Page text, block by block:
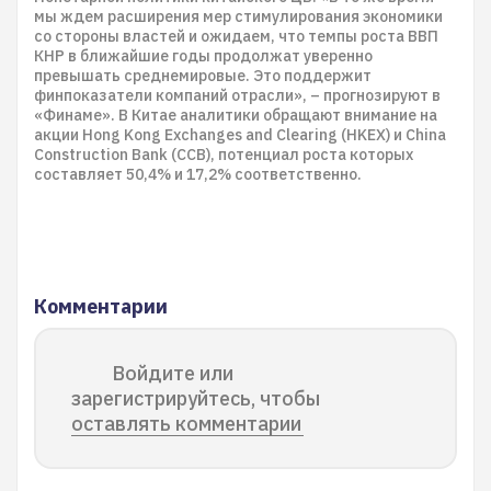
мы ждем расширения мер стимулирования экономики
со стороны властей и ожидаем, что темпы роста ВВП
КНР в ближайшие годы продолжат уверенно
превышать среднемировые. Это поддержит
финпоказатели компаний отрасли», – прогнозируют в
«Финаме». В Китае аналитики обращают внимание на
акции Hong Kong Exchanges and Clearing (HKEX) и China
Construction Bank (CCB), потенциал роста которых
составляет 50,4% и 17,2% соответственно.
Комментарии
Войдите или
зарегистрируйтесь, чтобы
оставлять комментарии